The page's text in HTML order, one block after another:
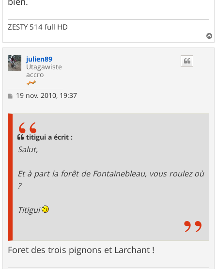
ZESTY 514 full HD
a
julien89
Utagawiste
accro
M19 nov. 2010, 19:37
titigui a écrit :
Salut,
Et à part la forêt de Fontainebleau, vous roulez où
?
Titigui
Foret des trois pignons et Larchant !